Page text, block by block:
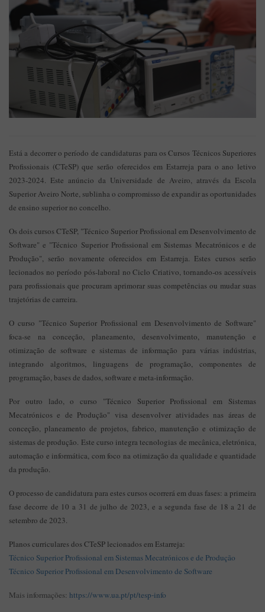
Está a decorrer o período de candidaturas para os Cursos Técnicos Superiores
Profissionais (CTeSP) que serão oferecidos em Estarreja para o ano letivo
2023-2024. Este anúncio da Universidade de Aveiro, através da Escola
Superior Aveiro Norte, sublinha o compromisso de expandir as oportunidades
de ensino superior no concelho.
Os dois cursos CTeSP, "Técnico Superior Profissional em Desenvolvimento de
Software" e "Técnico Superior Profissional em Sistemas Mecatrónicos e de
Produção", serão novamente oferecidos em Estarreja. Estes cursos serão
lecionados no período pós-laboral no Ciclo Criativo, tornando-os acessíveis
para profissionais que procuram aprimorar suas competências ou mudar suas
trajetórias de carreira.
O curso "Técnico Superior Profissional em Desenvolvimento de Software"
foca-se na conceção, planeamento, desenvolvimento, manutenção e
otimização de software e sistemas de informação para várias indústrias,
integrando algoritmos, linguagens de programação, componentes de
programação, bases de dados, software e meta-informação.
Por outro lado, o curso "Técnico Superior Profissional em Sistemas
Mecatrónicos e de Produção" visa desenvolver atividades nas áreas de
conceção, planeamento de projetos, fabrico, manutenção e otimização de
sistemas de produção. Este curso integra tecnologias de mecânica, eletrónica,
automação e informática, com foco na otimização da qualidade e quantidade
da produção.
O processo de candidatura para estes cursos ocorrerá em duas fases: a primeira
fase decorre de 10 a 31 de julho de 2023, e a segunda fase de 18 a 21 de
setembro de 2023.
Planos curriculares dos CTeSP lecionados em Estarreja:
Técnico Superior Profissional em Sistemas Mecatrónicos e de Produção
Técnico Superior Profissional em Desenvolvimento de Software
Mais informações: https://www.ua.pt/pt/tesp-info